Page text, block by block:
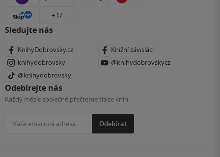
+ 17
Sledujte nás
KnihyDobrovsky.cz
Knižní závisláci
knihydobrovsky
@knihydobrovskycz
@knihydobrovsky
Odebírejte nás
Každý měsíc společně přečteme tisíce knih
Odebírat